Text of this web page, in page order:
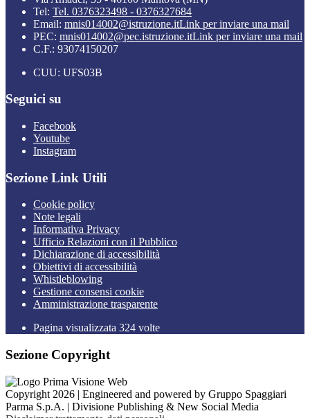
Tel: Tel. 0376323498 - 0376327684
Email: mnis014002@istruzione.itLink per inviare una mail
PEC: mnis014002@pec.istruzione.itLink per inviare una mail
C.F.: 93074150207
CUU: UFS03B
Seguici su
Facebook
Youtube
Instagram
Sezione Link Utili
Cookie policy
Note legali
Informativa Privacy
Ufficio Relazioni con il Pubblico
Dichiarazione di accessibilità
Obiettivi di accessibilità
Whistleblowing
Gestione consensi cookie
Amministrazione trasparente
Pagina visualizzata 324 volte
Sezione Copyright
Copyright 2026 | Engineered and powered by Gruppo Spaggiari
Parma S.p.A. | Divisione Publishing & New Social Media